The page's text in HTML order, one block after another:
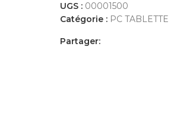
UGS : 00001500
Catégorie : PC TABLETTE
Partager: